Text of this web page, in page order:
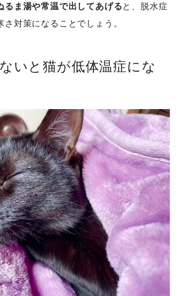
るま湯や常温で出してあげると、脱水症
対策になることでしょう。
いと猫が低体温症にな